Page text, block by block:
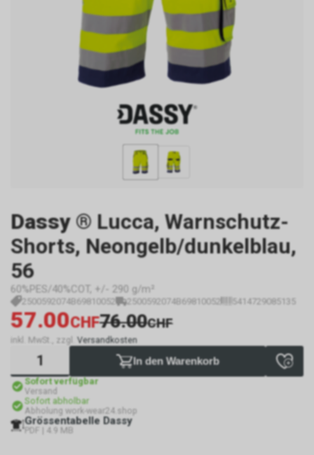
Dassy ® Lucca, Warnschutz-
Shorts, Neongelb/dunkelblau,
56
60%PES/40%COT, +/- 290 g/m²
2500592074B69810052 2500592074B69810052 5414729085135
57.00CHF76.00CHF
inkl. MwSt., zzgl. Versandkosten
In den Warenkorb
Sofort verfügbar
Versand
Sofort abholbar
Abholung work-wear24.shop
Grössentabelle Dassy
PDF | 4.9 MB